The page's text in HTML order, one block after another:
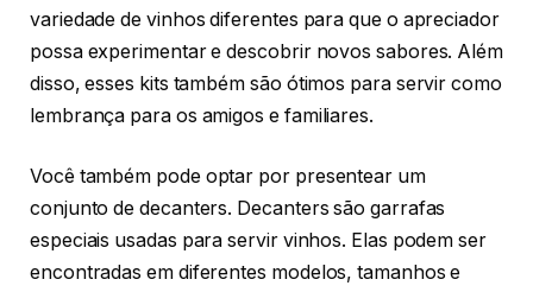
variedade de vinhos diferentes para que o apreciador
possa experimentar e descobrir novos sabores. Além
disso, esses kits também são ótimos para servir como
lembrança para os amigos e familiares.
Você também pode optar por presentear um
conjunto de decanters. Decanters são garrafas
especiais usadas para servir vinhos. Elas podem ser
encontradas em diferentes modelos, tamanhos e